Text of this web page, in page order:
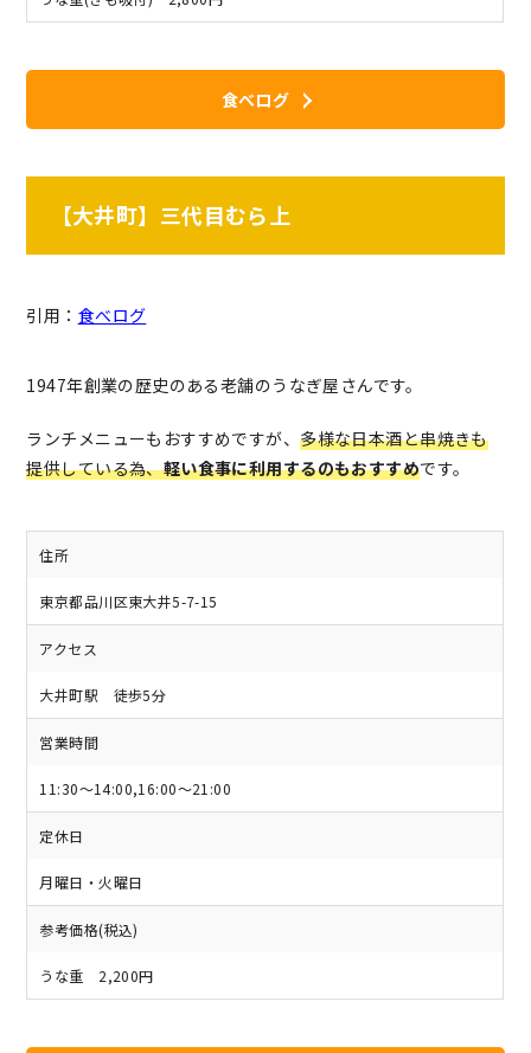
食べログ
【大井町】三代目むら上
引用： 食べログ
1947年創業の歴史のある老舗のうなぎ屋さんです。
ランチメニューもおすすめですが、多様な日本酒と串焼きも
提供している為、軽い食事に利用するのもおすすめです。
住所
東京都品川区東大井5-7-15
アクセス
大井町駅 徒歩5分
営業時間
11:30～14:00,16:00～21:00
定休日
月曜日・火曜日
参考価格(税込)
うな重 2,200円